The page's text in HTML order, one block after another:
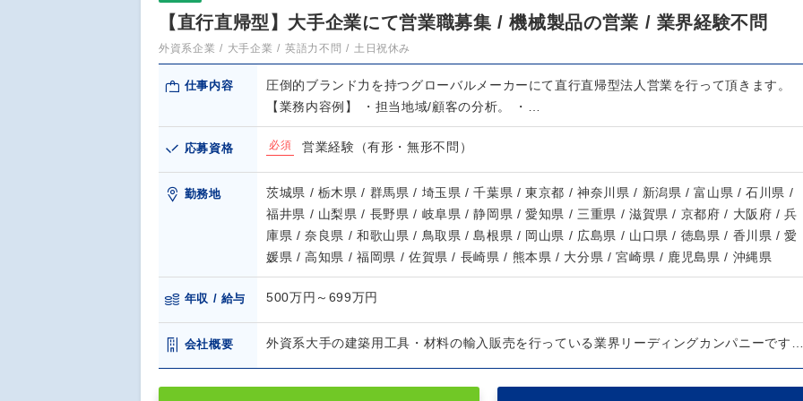
【直行直帰型】大手企業にて営業職募集 / 機械製品の営業 / 業界経験不問
外資系企業 大手企業 英語力不問 土日祝休み
仕事内容
圧倒的ブランド力を持つグローバルメーカーにて直行直帰型法人営業を行って頂きます。
【業務内容例】 ・担当地域/顧客の分析。 ・…
応募資格 必須 営業経験（有形・無形不問）
勤務地
茨城県 / 栃木県 / 群馬県 / 埼玉県 / 千葉県 / 東京都 / 神奈川県 / 新潟県 / 富山県 / 石川県 /
福井県 / 山梨県 / 長野県 / 岐阜県 / 静岡県 / 愛知県 / 三重県 / 滋賀県 / 京都府 / 大阪府 / 兵
庫県 / 奈良県 / 和歌山県 / 鳥取県 / 島根県 / 岡山県 / 広島県 / 山口県 / 徳島県 / 香川県 / 愛
媛県 / 高知県 / 福岡県 / 佐賀県 / 長崎県 / 熊本県 / 大分県 / 宮崎県 / 鹿児島県 / 沖縄県
年収 / 給与 500万円～699万円
会社概要 外資系大手の建築用工具・材料の輸入販売を行っている業界リーディングカンパニーです